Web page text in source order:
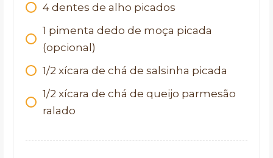
4 dentes de alho picados
1 pimenta dedo de moça picada
(opcional)
1/2 xícara de chá de salsinha picada
1/2 xícara de chá de queijo parmesão
ralado